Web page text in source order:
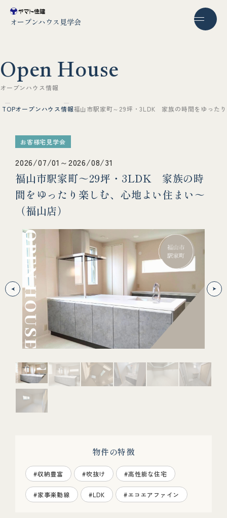
オープンハウス見学会
Open House
オー プンハ ウ ス情報
TOPオープンハウス情報福山市駅家町～29坪・3LDK 家族の時間をゆった
お客様宅見学会
2026/07/01～2026/08/31
福山市駅家町～29坪・3LDK 家族の時
間をゆったり楽しむ、心地よい住まい～
（福山店）
物件の特徴
#収納豊富 #吹抜け #高性能な住宅
#家事楽動線 #LDK #エコエアファイン